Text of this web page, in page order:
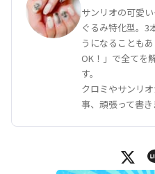
サンリオの可愛
ぐるみ特化型。3
うになることも
OK！」で全てを
す。
クロミやサンリ
事、頑張って書き
X